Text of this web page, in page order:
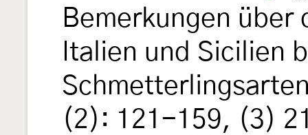
Bemerkungen über
Italien und Sicilien
(2): 121-159, (3)